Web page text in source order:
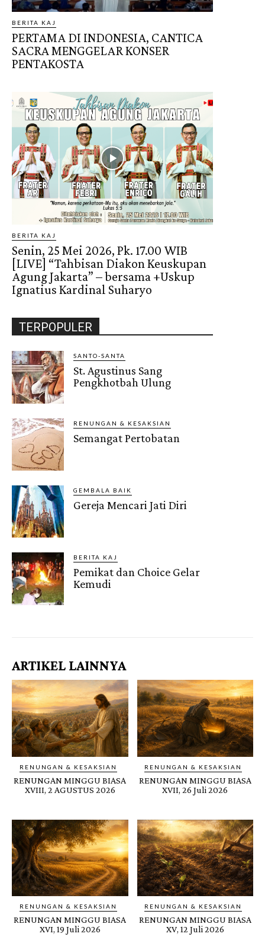
BERITA KAJ
PERTAMA DI INDONESIA, CANTICA
SACRA MENGGELAR KONSER
PENTAKOSTA
BERITA KAJ
Senin, 25 Mei 2026, Pk. 17.00 WIB
[LIVE] “Tahbisan Diakon Keuskupan
Agung Jakarta” – bersama +Uskup
Ignatius Kardinal Suharyo
TERPOPULER
SANTO-SANTA
St. Agustinus Sang
Pengkhotbah Ulung
RENUNGAN & KESAKSIAN
Semangat Pertobatan
GEMBALA BAIK
Gereja Mencari Jati Diri
BERITA KAJ
Pemikat dan Choice Gelar
Kemudi
Gendis.ID
ARTIKEL LAINNYA
RENUNGAN & KESAKSIAN
RENUNGAN MINGGU BIASA
XVIII, 2 AGUSTUS 2026
RENUNGAN & KESAKSIAN
RENUNGAN MINGGU BIASA
XVII, 26 Juli 2026
RENUNGAN & KESAKSIAN
RENUNGAN MINGGU BIASA
XVI, 19 Juli 2026
RENUNGAN & KESAKSIAN
RENUNGAN MINGGU BIASA
XV, 12 Juli 2026